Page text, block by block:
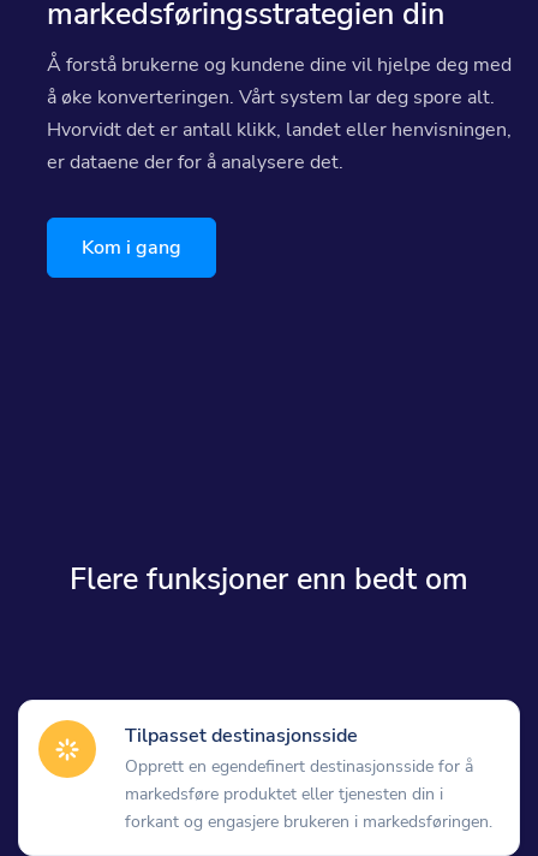
markedsføringsstrategien din
Å forstå brukerne og kundene dine vil hjelpe deg med
å øke konverteringen. Vårt system lar deg spore alt.
Hvorvidt det er antall klikk, landet eller henvisningen,
er dataene der for å analysere det.
Kom i gang
Flere funksjoner enn bedt om
Tilpasset destinasjonsside
Opprett en egendefinert destinasjonsside for å
markedsføre produktet eller tjenesten din i
forkant og engasjere brukeren i markedsføringen.